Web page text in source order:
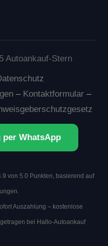
Autoankauf-Stern
– Kontaktformular–
WhatsApp
von 5.0 Punkten, basierend auf
Auszahlung – kostenlose
bei Hallo-Autoankauf